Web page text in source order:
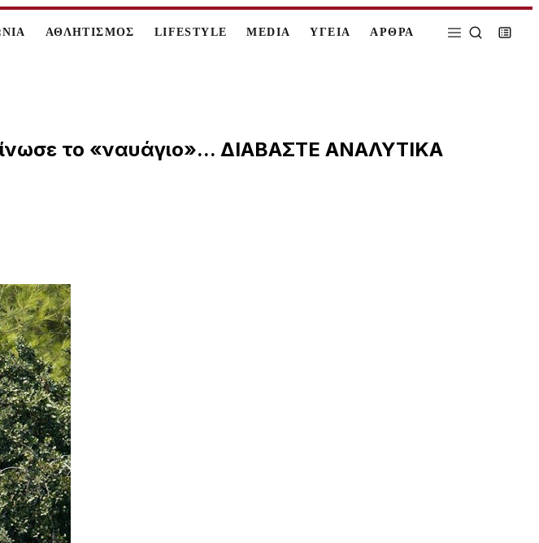
ΑΘΛΗΤΙΣΜΟΣ LIFESTYLE MEDIA ΥΓΕΙΑ ΑΡΘΡΑ
το «ναυάγιο»... ΔΙΑΒΑΣΤΕ ΑΝΑΛΥΤΙΚΑ